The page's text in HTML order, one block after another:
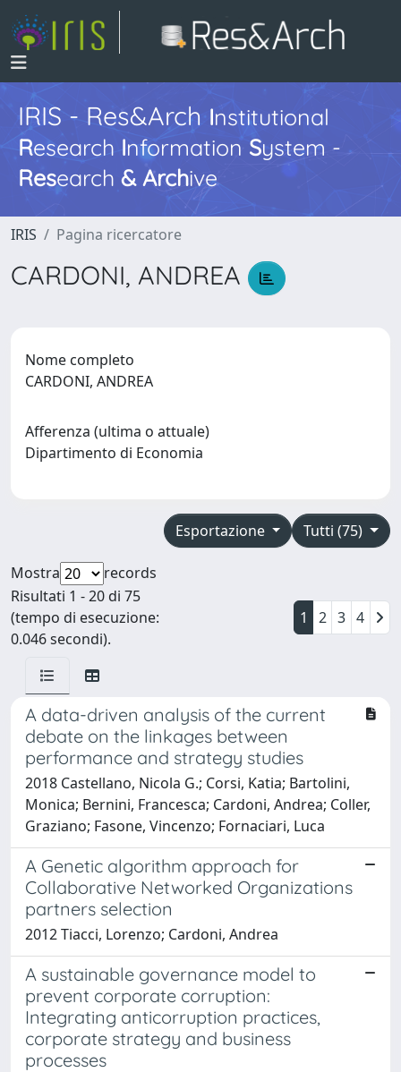
IRIS - Res&ArchInstitutional
Research InformationSystem -
Research & Archive
IRIS Pagina ricercatore
CARDONI, ANDREA
Nome completo
CARDONI, ANDREA
Afferenza (ultima o attuale)
Dipartimento di Economia
Tutti (75)
Esportazione
Mostra
records
Risultati 1 - 20 di 75
(tempo di esecuzione:
0.046 secondi).
1 2 3 4
A data-driven analysis of the current
debate on the linkages between
performance and strategy studies
2018 Castellano, Nicola G.; Corsi, Katia; Bartolini,
Monica; Bernini, Francesca; Cardoni, Andrea; Coller,
Graziano; Fasone, Vincenzo; Fornaciari, Luca
A Genetic algorithm approach for
Collaborative Networked Organizations
partners selection
2012 Tiacci, Lorenzo; Cardoni, Andrea
A sustainable governance model to
prevent corporate corruption:
Integrating anticorruption practices,
corporate strategy and business
processes